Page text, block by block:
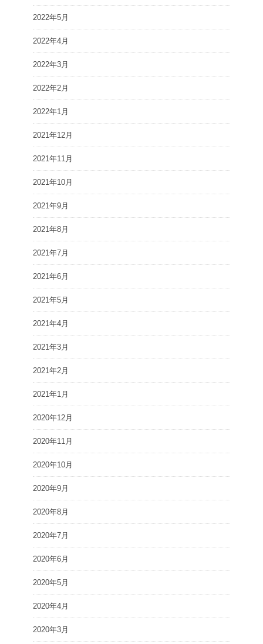
2022年5月
2022年4月
2022年3月
2022年2月
2022年1月
2021年12月
2021年11月
2021年10月
2021年9月
2021年8月
2021年7月
2021年6月
2021年5月
2021年4月
2021年3月
2021年2月
2021年1月
2020年12月
2020年11月
2020年10月
2020年9月
2020年8月
2020年7月
2020年6月
2020年5月
2020年4月
2020年3月